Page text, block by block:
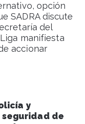
opción
SADRA discute
del
manifiesta
accionar
y
de